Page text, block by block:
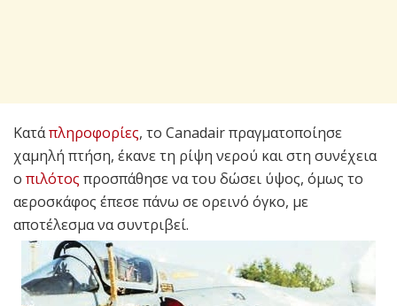
Κατάπληροφορίες, το Canadair πραγματοποίησε
χαμηλή πτήση, έκανε τη ρίψη νερού και στη συνέχεια
ο πιλότος προσπάθησε να του δώσει ύψος, όμως το
αεροσκάφος έπεσε πάνω σε ορεινό όγκο, με
αποτέλεσμα να συντριβεί.